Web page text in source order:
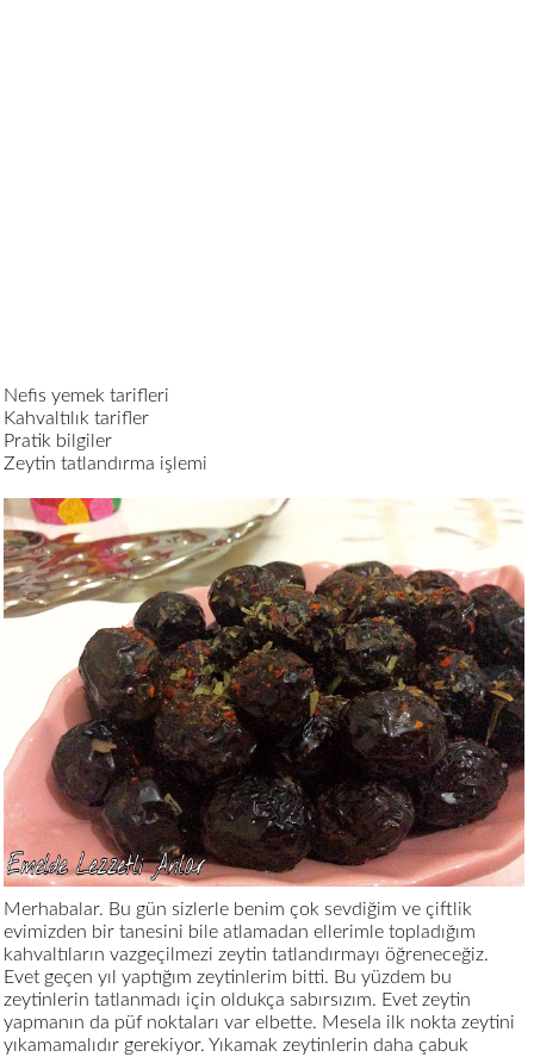
Nefis yemek tarifleri
Kahvaltılık tarifler
Pratik bilgiler
Zeytin tatlandırma işlemi
Merhabalar. Bu gün sizlerle benim çok sevdiğim ve çiftlik
evimizden bir tanesini bile atlamadan ellerimle topladığım
kahvaltıların vazgeçilmezi zeytin tatlandırmayı öğreneceğiz.
Evet geçen yıl yaptığım zeytinlerim bitti. Bu yüzdem bu
zeytinlerin tatlanmadı için oldukça sabırsızım. Evet zeytin
yapmanın da püf noktaları var elbette. Mesela ilk nokta zeytini
yıkamamalıdır gerekiyor. Yıkamak zeytinlerin daha çabuk